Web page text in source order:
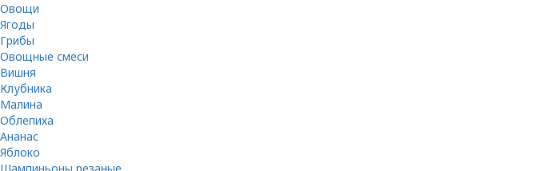
Овощи
Ягоды
Грибы
Овощные смеси
Вишня
Клубника
Малина
Облепиха
Ананас
Яблоко